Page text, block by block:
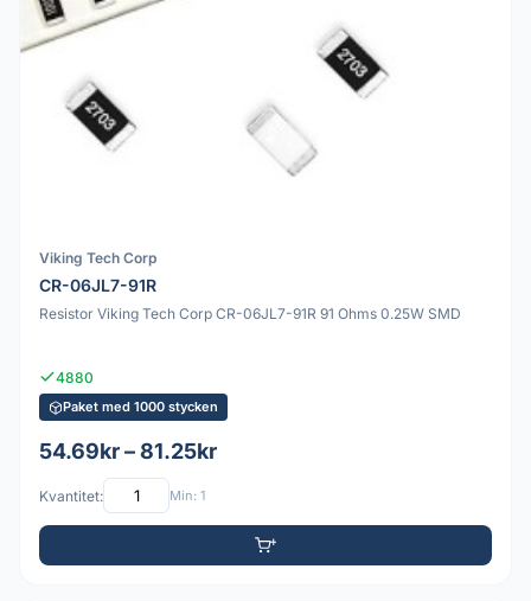
Viking Tech Corp
CR-06JL7-91R
Resistor Viking Tech Corp CR-06JL7-91R 91 Ohms 0.25W SMD
4880
Paket med 1000 stycken
54.69kr – 81.25kr
Kvantitet: Min: 1